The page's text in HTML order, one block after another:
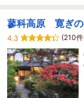
蓼科高原 寛ぎの
4.3
(210